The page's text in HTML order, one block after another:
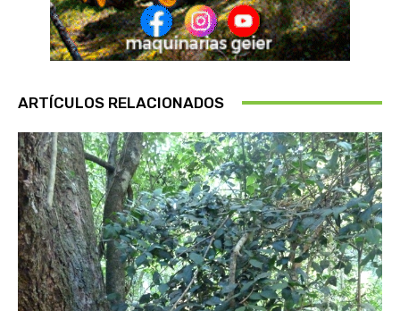
ARTÍCULOS RELACIONADOS